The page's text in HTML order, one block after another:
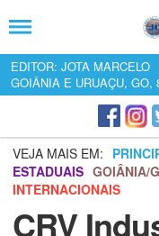
EDITOR: JOTA MARCELO
GOIÂNIA E URUAÇU, GO,
VEJA MAIS EM:
ESTADUAIS GOIÂNIA/
INTERNACIONAIS
CRV